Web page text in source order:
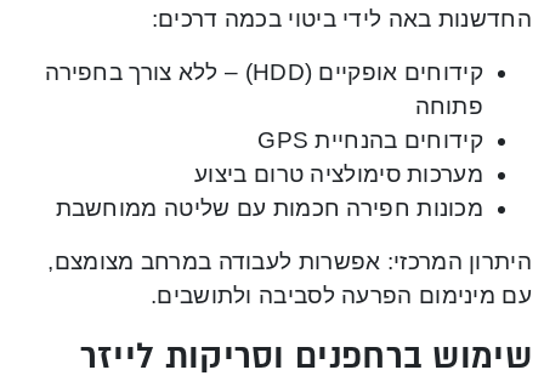
החדשנות באה לידי ביטוי בכמה דרכים:
קידוחים אופקיים (HDD) – ללא צורך בחפירה
פתוחה
קידוחים בהנחיית GPS
מערכות סימולציה טרום ביצוע
מכונות חפירה חכמות עם שליטה ממוחשבת
היתרון המרכזי: אפשרות לעבודה במרחב מצומצם,
עם מינימום הפרעה לסביבה ולתושבים.
שימוש ברחפנים וסריקות לייזר